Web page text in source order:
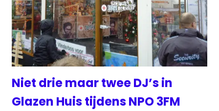
Niet drie maar twee DJ’s in
Glazen Huis tijdens NPO 3FM